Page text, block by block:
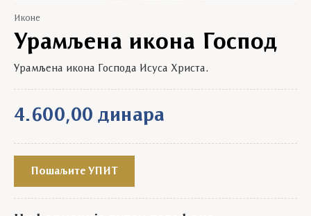
Иконе
Урамљена икона Господ
4.600,00динара
Урамљена икона Господа Исуса Христа.
Пошаљите УПИТ